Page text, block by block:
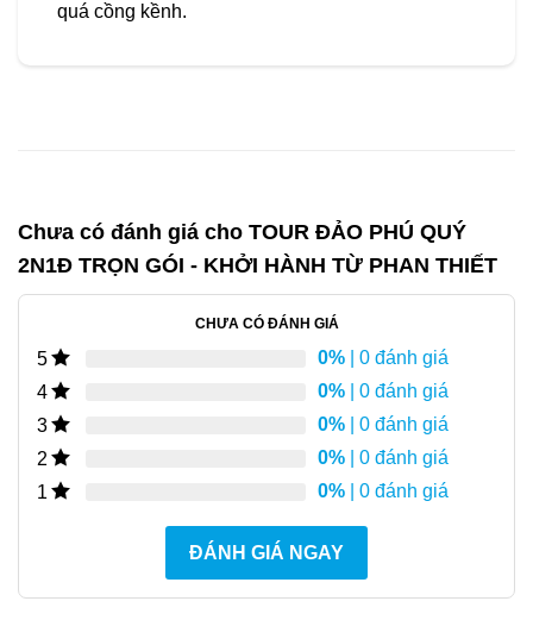
quá cồng kềnh.
Chưa có đánh giá cho TOUR ĐẢO PHÚ QUÝ
2N1Đ TRỌN GÓI - KHỞI HÀNH TỪ PHAN THIẾT
CHƯA CÓ ĐÁNH GIÁ
5 0% | 0 đánh giá
4
0% | 0 đánh giá
3
0% | 0 đánh giá
2
0% | 0 đánh giá
1
0% | 0 đánh giá
ĐÁNH GIÁ NGAY